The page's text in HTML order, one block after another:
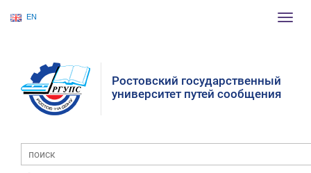
EN
Ростовский государственный
университет путей сообщения